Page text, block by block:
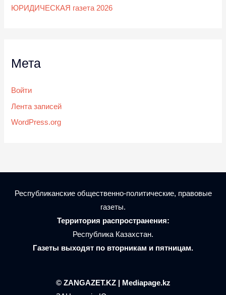
ЮРИДИЧЕСКАЯ газета 2026
Мета
Войти
Лента записей
WordPress.org
Республиканские общественно-политические, правовые
газеты.
Территория распространения:
Республика Казахстан.
Газеты выходят по вторникам и пятницам.
© ZANGAZET.KZ | Mediapage.kz